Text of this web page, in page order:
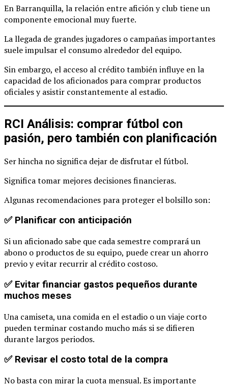
En Barranquilla, la relación entre afición y club tiene un
componente emocional muy fuerte.
La llegada de grandes jugadores o campañas importantes
suele impulsar el consumo alrededor del equipo.
Sin embargo, el acceso al crédito también influye en la
capacidad de los aficionados para comprar productos
oficiales y asistir constantemente al estadio.
RCI Análisis: comprar fútbol con
pasión, pero también con planificación
Ser hincha no significa dejar de disfrutar el fútbol.
Significa tomar mejores decisiones financieras.
Algunas recomendaciones para proteger el bolsillo son:
✅ Planificar con anticipación
Si un aficionado sabe que cada semestre comprará un
abono o productos de su equipo, puede crear un ahorro
previo y evitar recurrir al crédito costoso.
✅ Evitar financiar gastos pequeños durante
muchos meses
Una camiseta, una comida en el estadio o un viaje corto
pueden terminar costando mucho más si se difieren
durante largos periodos.
✅ Revisar el costo total de la compra
No basta con mirar la cuota mensual. Es importante